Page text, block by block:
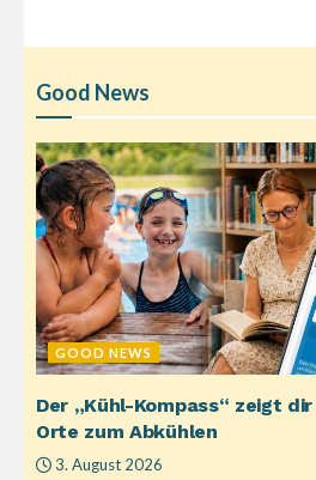
Good News
GOOD NEWS
Der „Kühl-Kompass“ zeigt
Orte zum Abkühlen
3. August 2026